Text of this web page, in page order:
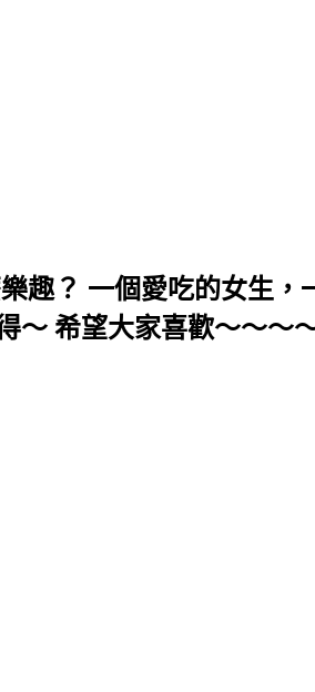
趣？ 一個愛吃的女生
～ 希望大家喜歡～～～